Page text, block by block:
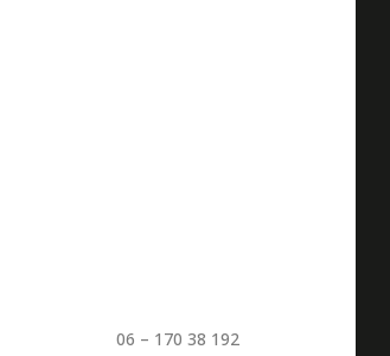
06 – 170 38 192